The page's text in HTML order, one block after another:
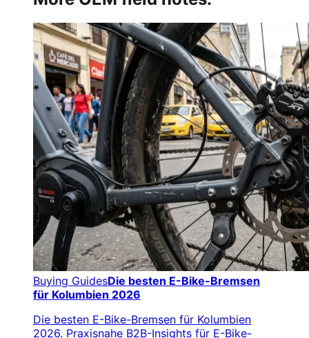
Buying GuidesDie besten E-Bike-Bremsen
für Kolumbien 2026
Die besten E-Bike-Bremsen für Kolumbien
2026. Praxisnahe B2B-Insights für E-Bike-